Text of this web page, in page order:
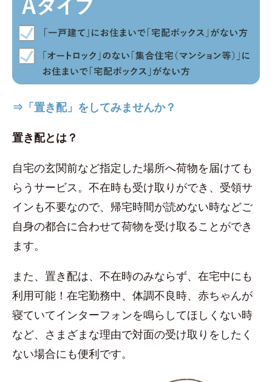
⇒「置き配」をしてみませんか？
置き配とは？
自宅の玄関前など指定した場所へ荷物を届けても
らうサービス。不在時も受け取りができ、受領サ
インも不要なので、帰宅時間が読めない時などご
自身の都合に合わせて荷物を受け取ることができ
ます。
また、置き配は、不在時のみならず、在宅中にも
利用可能！在宅勤務中、体調不良時、赤ちゃんが
寝ていてインターフォンを鳴らしてほしくない時
など、さまざまな理由で対面の受け取りをしたく
ない場合にも便利です。